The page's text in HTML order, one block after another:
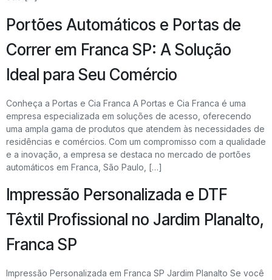
Portões Automáticos e Portas de
Correr em Franca SP: A Solução
Ideal para Seu Comércio
Conheça a Portas e Cia Franca A Portas e Cia Franca é uma
empresa especializada em soluções de acesso, oferecendo
uma ampla gama de produtos que atendem às necessidades de
residências e comércios. Com um compromisso com a qualidade
e a inovação, a empresa se destaca no mercado de portões
automáticos em Franca, São Paulo, […]
Impressão Personalizada e DTF
Têxtil Profissional no Jardim Planalto,
Franca SP
Impressão Personalizada em Franca SP Jardim Planalto Se você